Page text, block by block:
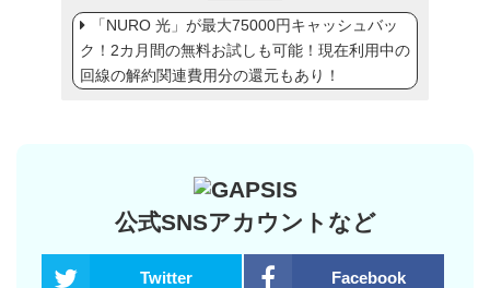
「NURO 光」が最大75000円キャッシュバッ
ク！2カ月間の無料お試しも可能！現在利用中の
回線の解約関連費用分の還元もあり！
公式SNSアカウントなど
Twitter Facebook